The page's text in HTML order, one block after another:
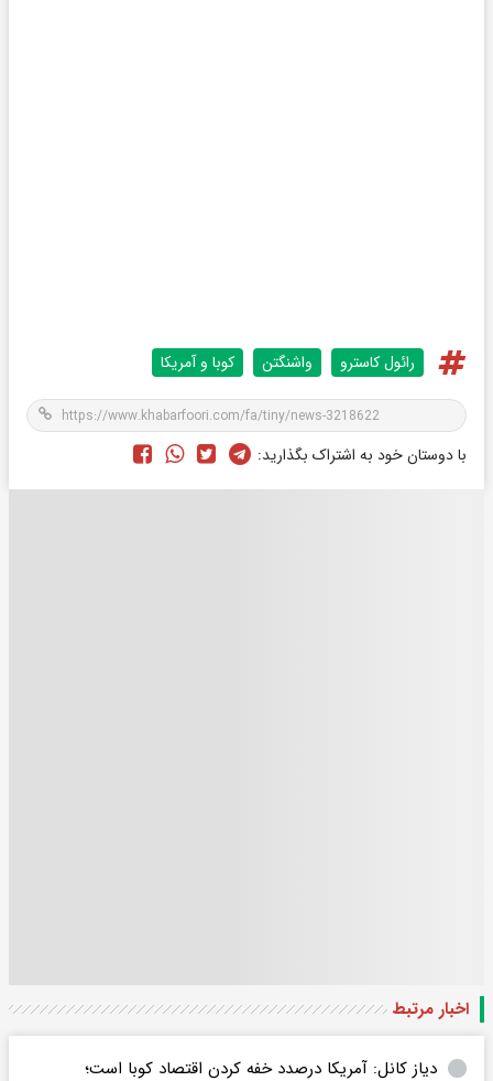
رائول کاسترو واشنگتن کوبا و آمریکا
با دوستان خود به اشتراک بگذارید:
اخبار مرتبط
دیاز کانل: آمریکا درصدد خفه کردن اقتصاد کوبا است؛